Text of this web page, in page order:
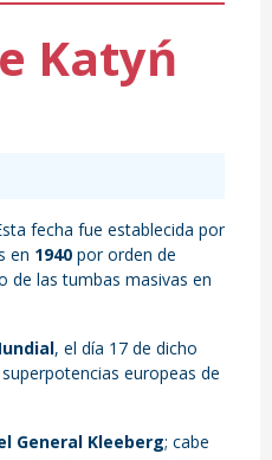
Katyń
fecha fue establecida por
en 1940 por orden de
de las tumbas masivas en
, el día 17 de dicho
europeas de
General Kleeberg; cabe